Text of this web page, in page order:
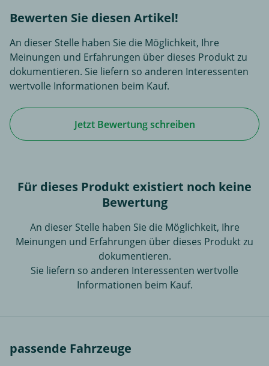
Bewerten Sie diesen Artikel!
An dieser Stelle haben Sie die Möglichkeit, Ihre
Meinungen und Erfahrungen über dieses Produkt zu
dokumentieren. Sie liefern so anderen Interessenten
wertvolle Informationen beim Kauf.
Jetzt Bewertung schreiben
Für dieses Produkt existiert noch keine
Bewertung
An dieser Stelle haben Sie die Möglichkeit, Ihre
Meinungen und Erfahrungen über dieses Produkt zu
dokumentieren.
Sie liefern so anderen Interessenten wertvolle
Informationen beim Kauf.
passende Fahrzeuge